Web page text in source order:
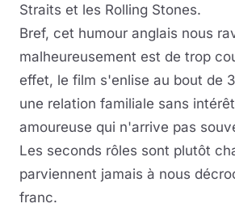
Straits et les Rolling Stones.
Bref, cet humour anglais nous
malheureusement est de trop
effet, le film s'enlise au bout de
une relation familiale sans
amoureuse qui n'arrive pas
Les seconds rôles sont plutôt
parviennent jamais à nous
franc.